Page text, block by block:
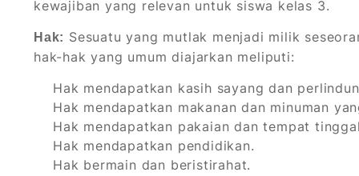
kewajiban yang relevan untuk siswa kelas 3.
Hak: Sesuatu yang mutlak menjadi milik
hak-hak yang umum diajarkan meliputi:
Hak mendapatkan kasih sayang dan
Hak mendapatkan makanan dan minuman
Hak mendapatkan pakaian dan tempat
Hak mendapatkan pendidikan.
Hak bermain dan beristirahat.